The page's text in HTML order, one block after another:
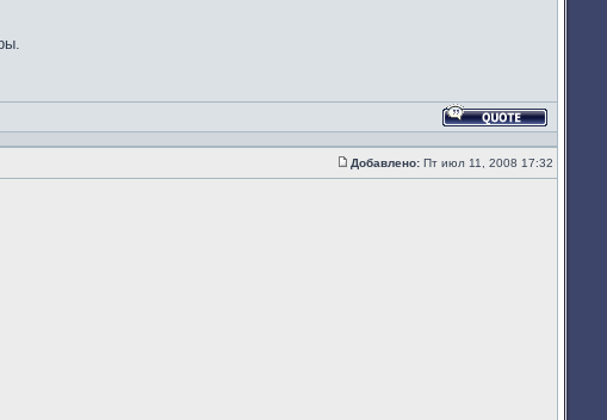
Ответить
с
цитатой
Сообщение
Добавлено: Пт июл 11, 2008 17:32